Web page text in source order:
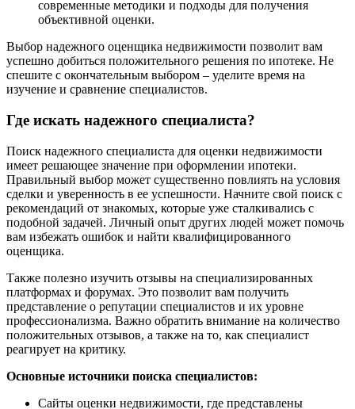
современные методики и подходы для получения
объективной оценки.
Выбор надежного оценщика недвижимости позволит вам
успешно добиться положительного решения по ипотеке. Не
спешите с окончательным выбором – уделите время на
изучение и сравнение специалистов.
Где искать надежного специалиста?
Поиск надежного специалиста для оценки недвижимости
имеет решающее значение при оформлении ипотеки.
Правильный выбор может существенно повлиять на условия
сделки и уверенность в ее успешности. Начните свой поиск с
рекомендаций от знакомых, которые уже сталкивались с
подобной задачей. Личный опыт других людей может помочь
вам избежать ошибок и найти квалифицированного
оценщика.
Также полезно изучить отзывы на специализированных
платформах и форумах. Это позволит вам получить
представление о репутации специалистов и их уровне
профессионализма. Важно обратить внимание на количество
положительных отзывов, а также на то, как специалист
реагирует на критику.
Основные источники поиска специалистов:
Сайты оценки недвижимости, где представлены